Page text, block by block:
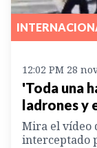
12:02 PM 28
'Toda una
ladrones y
Mira el vídeo
interceptado